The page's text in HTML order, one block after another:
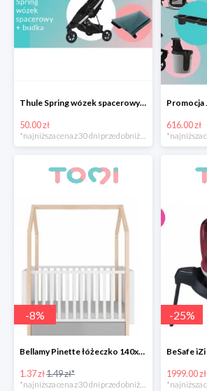
Thule Spring wózek spacerowy z budką -50 zł
50.00 zł
*najniższa cena z 30 dni przed obniżką
616.00 zł
-8%
Bellamy Pinette łóżeczko 140x70
1.37 zł1.49 zł*
-25%
1999.00 zł